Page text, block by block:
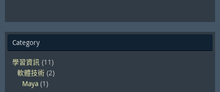
Category
學習資訊 (11)
軟體技術 (2)
Maya (1)